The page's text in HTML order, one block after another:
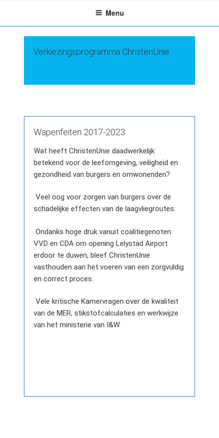
de
Menu
Verkiezingsprogramma ChristenUnie
Wapenfeiten 2017-2023
Wat heeft ChristenUnie daadwerkelijk
betekend voor de leefomgeving, veiligheid en
gezondheid van burgers en omwonenden?
Veel oog voor zorgen van burgers over de
schadelijke effecten van de laagvliegroutes.
Ondanks hoge druk vanuit coalitiegenoten
VVD en CDA om opening Lelystad Airport
erdoor te duwen, bleef ChristenUnie
vasthouden aan het voeren van een zorgvuldig
en correct proces.
Vele kritische Kamervragen over de kwaliteit
van de MER, stikstofcalculaties en werkwijze
van het ministerie van I&W.